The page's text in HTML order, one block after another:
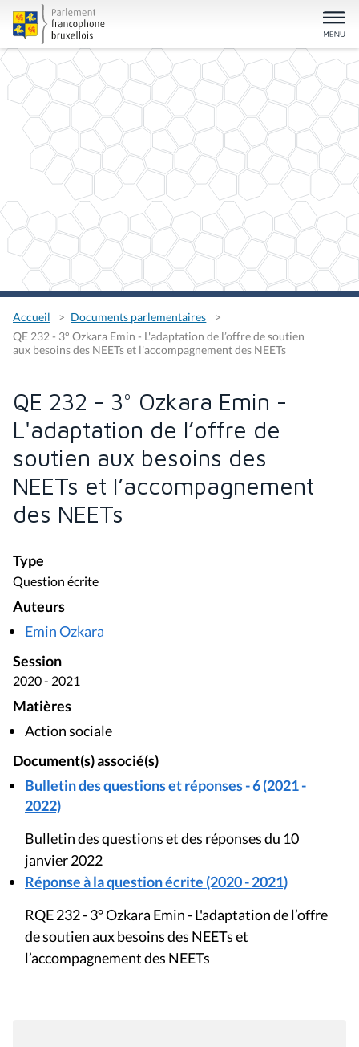
Accueil
Documents parlementaires
QE 232 - 3° Ozkara Emin - L'adaptation de l’offre de soutien
aux besoins des NEETs et l’accompagnement des NEETs
QE 232 - 3° Ozkara Emin -
L'adaptation de l’offre de
soutien aux besoins des
NEETs et l’accompagnement
des NEETs
Type
Question écrite
Auteurs
Emin Ozkara
Session
2020 - 2021
Matières
Action sociale
Document(s) associé(s)
Bulletin des questions et réponses - 6 (2021 -
2022)
Bulletin des questions et des réponses du 10
janvier 2022
Réponse à la question écrite (2020 - 2021)
RQE 232 - 3° Ozkara Emin - L'adaptation de l’offre
de soutien aux besoins des NEETs et
l’accompagnement des NEETs